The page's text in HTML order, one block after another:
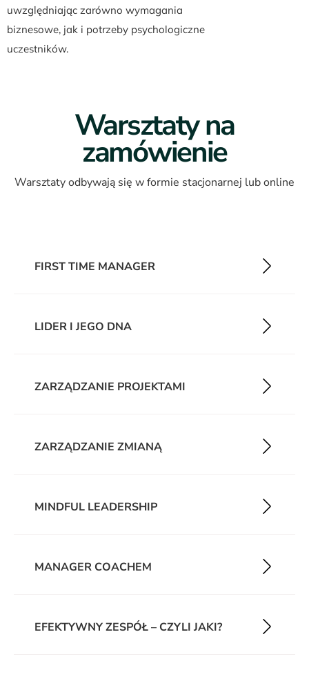
uwzględniając zarówno wymagania
biznesowe, jak i potrzeby psychologiczne
uczestników.
Warsztaty na
zamówienie
Warsztaty odbywają się w formie stacjonarnej lub online
FIRST TIME MANAGER
LIDER I JEGO DNA
ZARZĄDZANIE PROJEKTAMI
ZARZĄDZANIE ZMIANĄ
MINDFUL LEADERSHIP
MANAGER COACHEM
EFEKTYWNY ZESPÓŁ – CZYLI JAKI?